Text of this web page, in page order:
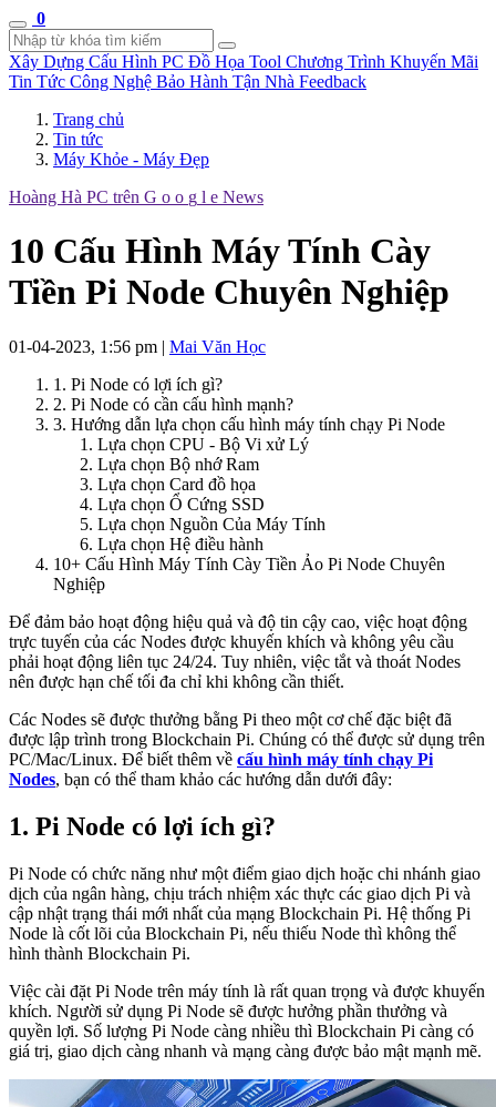
0
Xây Dựng Cấu Hình PC Đồ Họa Tool Chương Trình Khuyến Mãi
Tin Tức Công Nghệ Bảo Hành Tận Nhà Feedback
Trang chủ
Tin tức
Máy Khỏe - Máy Đẹp
Hoàng Hà PC trên G o o g l e News
10 Cấu Hình Máy Tính Cày
Tiền Pi Node Chuyên Nghiệp
01-04-2023, 1:56 pm | Mai Văn Học
1. Pi Node có lợi ích gì?
2. Pi Node có cần cấu hình mạnh?
3. Hướng dẫn lựa chọn cấu hình máy tính chạy Pi Node
Lựa chọn CPU - Bộ Vi xử Lý
Lựa chọn Bộ nhớ Ram
Lựa chọn Card đồ họa
Lựa chọn Ổ Cứng SSD
Lựa chọn Nguồn Của Máy Tính
Lựa chọn Hệ điều hành
10+ Cấu Hình Máy Tính Cày Tiền Ảo Pi Node Chuyên
Nghiệp
Để đảm bảo hoạt động hiệu quả và độ tin cậy cao, việc hoạt động
trực tuyến của các Nodes được khuyến khích và không yêu cầu
phải hoạt động liên tục 24/24. Tuy nhiên, việc tắt và thoát Nodes
nên được hạn chế tối đa chỉ khi không cần thiết.
Các Nodes sẽ được thưởng bằng Pi theo một cơ chế đặc biệt đã
được lập trình trong Blockchain Pi. Chúng có thể được sử dụng trên
PC/Mac/Linux. Để biết thêm về cấu hình máy tính chạy Pi
Nodes, bạn có thể tham khảo các hướng dẫn dưới đây:
1. Pi Node có lợi ích gì?
Pi Node có chức năng như một điểm giao dịch hoặc chi nhánh giao
dịch của ngân hàng, chịu trách nhiệm xác thực các giao dịch Pi và
cập nhật trạng thái mới nhất của mạng Blockchain Pi. Hệ thống Pi
Node là cốt lõi của Blockchain Pi, nếu thiếu Node thì không thể
hình thành Blockchain Pi.
Việc cài đặt Pi Node trên máy tính là rất quan trọng và được khuyến
khích. Người sử dụng Pi Node sẽ được hưởng phần thưởng và
quyền lợi. Số lượng Pi Node càng nhiều thì Blockchain Pi càng có
giá trị, giao dịch càng nhanh và mạng càng được bảo mật mạnh mẽ.